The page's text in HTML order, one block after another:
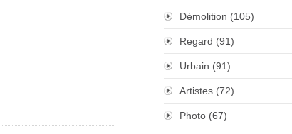
Démolition (105)
Regard (91)
Urbain (91)
Artistes (72)
Photo (67)